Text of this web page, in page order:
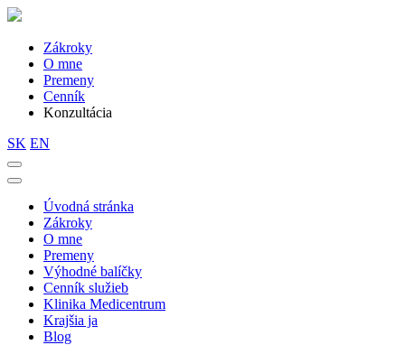
Zákroky
O mne
Premeny
Cenník
Konzultácia
SK EN
Úvodná stránka
Zákroky
O mne
Premeny
Výhodné balíčky
Cenník služieb
Klinika Medicentrum
Krajšia ja
Blog